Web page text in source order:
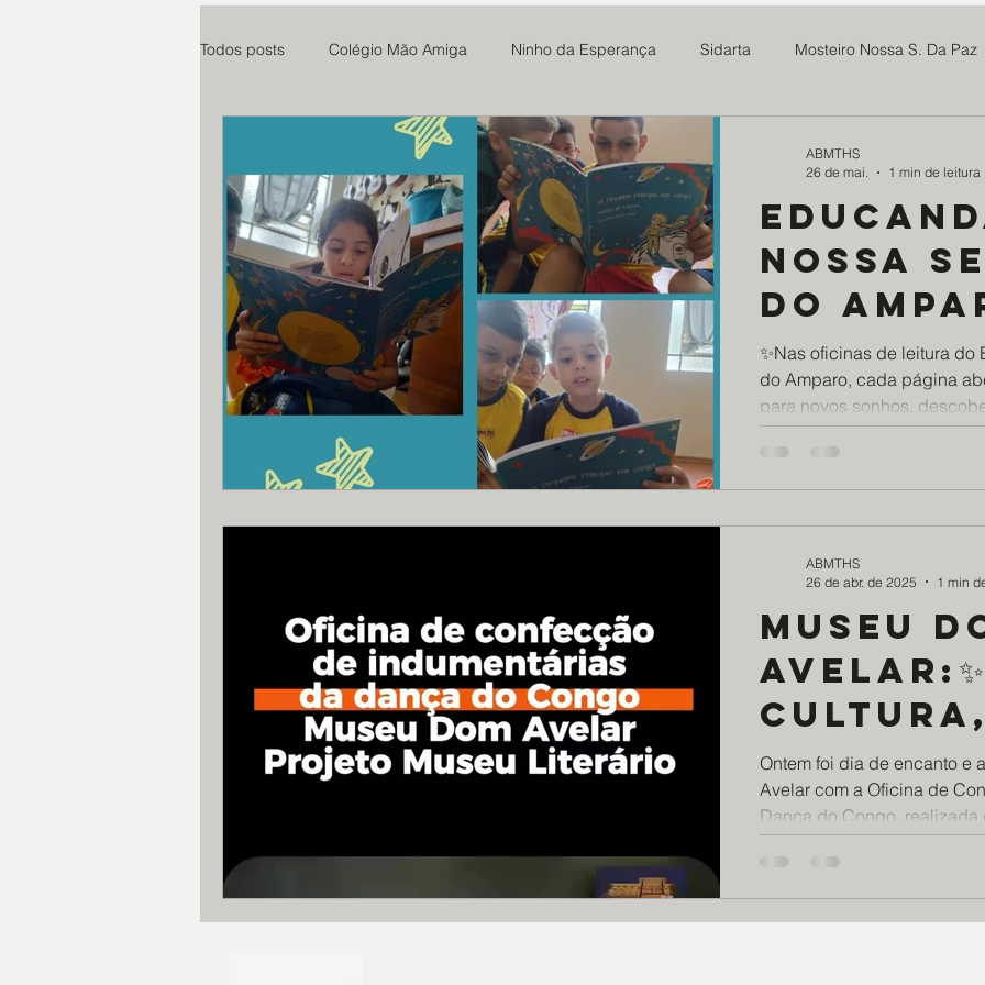
Todos posts Colégio Mão Amiga Ninho da Esperança Sidarta Mosteiro Nossa S. Da Paz
Parsifal Centro Madre Maria Rosa
Esperança e Vida teste Projeto Tive Fome Assoc Benef Educ Brasil China Família
Paroquia Santo Agostinho Romilia Maria Projeto Doce Lar Ponte Preta S21 Centro
Instituto Anelo Expedicionários da Saúde - EDS Mosteiro do Salvador ABMTHS
Educandário N. Senhora do Amparo
Nossa
do
mundo
da
✨Nas oficinas de leitura do
do Amparo, cada página
para novos sonhos,
Mais do que incentivar o
escuta, criatividade e
vocabulário, estimula o
diretamente para o desem
ABMTHS
26 de mai.
1 min de leitura
Museu
Avelar:✨
Cultura,
Ontem foi dia de encanto e
Avelar com a Oficina de
Dança do Congo, realizada
ABMTHS
26 de abr. de 2025
1 min